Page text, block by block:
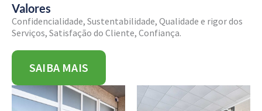
Valores
Confidencialidade, Sustentabilidade, Qualidade e rigor dos
Serviços, Satisfação do Cliente, Confiança.
SAIBA MAIS